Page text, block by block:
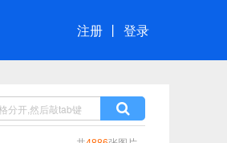
注册 丨 登录